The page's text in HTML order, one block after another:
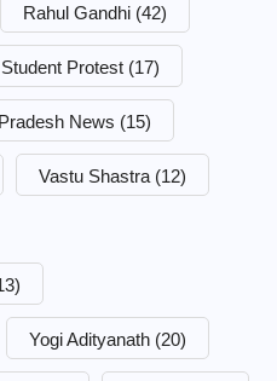
Rahul Gandhi (42)
Student Protest (17)
News (15)
Vastu Shastra (12)
Yogi Adityanath (20)